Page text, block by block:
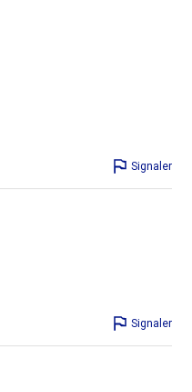
Signaler
Signaler